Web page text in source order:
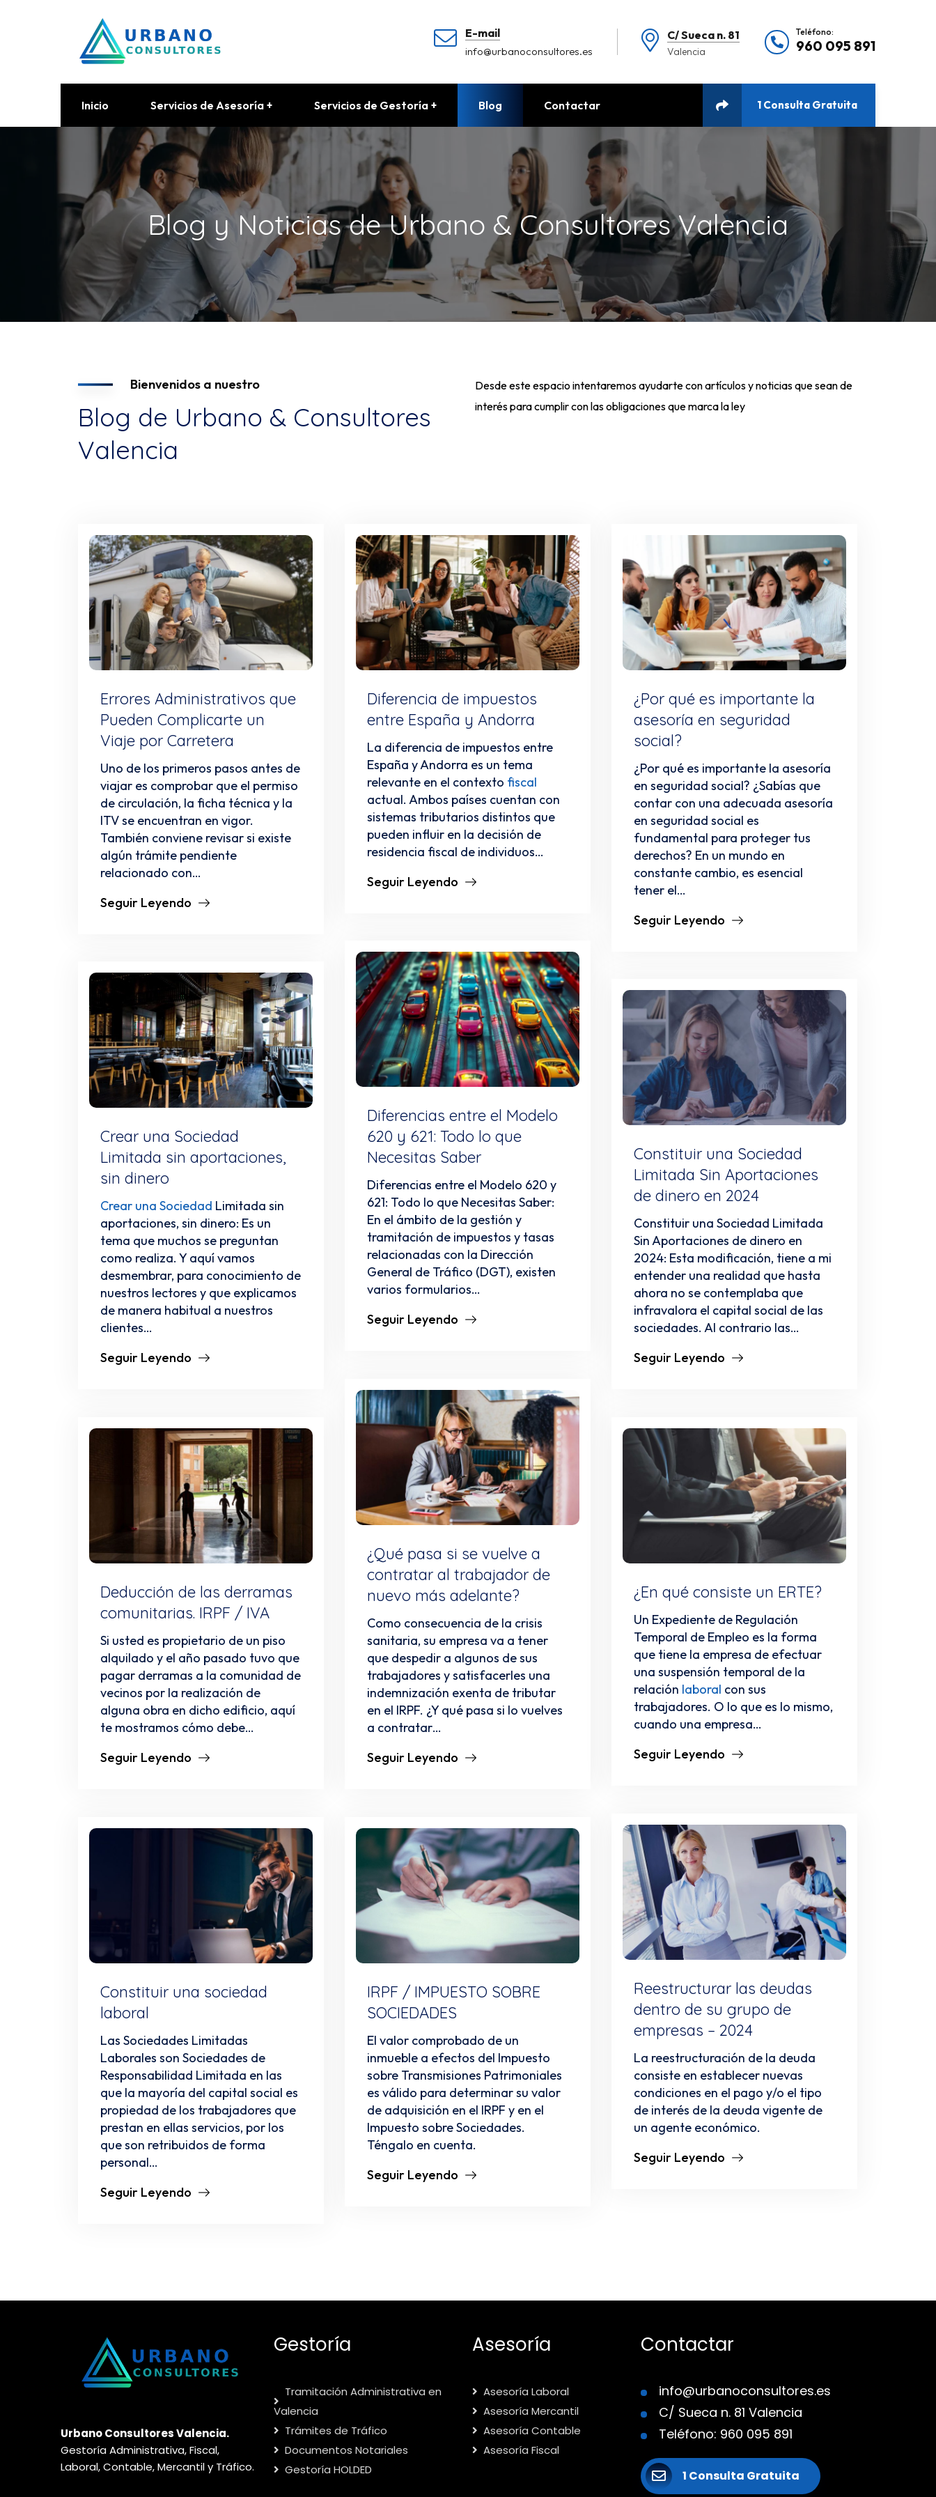
E-mail
info@urbanoconsultores.es
C/ Sueca n. 81
Valencia
Teléfono:
960 095 891
Inicio Servicios de Asesoría Servicios de Gestoría Blog Contactar 1 Consulta Gratuita
Blog y Noticias de Urbano & Consultores Valencia
Bienvenidos a nuestro
Blog de Urbano & Consultores
Valencia
Desde este espacio intentaremos ayudarte con artículos y noticias que sean de
interés para cumplir con las obligaciones que marca la ley
Errores Administrativos que
Pueden Complicarte un
Viaje por Carretera
Uno de los primeros pasos antes de
viajar es comprobar que el permiso
de circulación, la ficha técnica y la
ITV se encuentran en vigor.
También conviene revisar si existe
algún trámite pendiente
relacionado con…
Seguir Leyendo
Diferencia de impuestos
entre España y Andorra
La diferencia de impuestos entre
España y Andorra es un tema
relevante en el contexto fiscal
actual. Ambos países cuentan con
sistemas tributarios distintos que
pueden influir en la decisión de
residencia fiscal de individuos…
Seguir Leyendo
¿Por qué es importante la
asesoría en seguridad
social?
¿Por qué es importante la asesoría
en seguridad social? ¿Sabías que
contar con una adecuada asesoría
en seguridad social es
fundamental para proteger tus
derechos? En un mundo en
constante cambio, es esencial
tener el…
Seguir Leyendo
Diferencias entre el Modelo
620 y 621: Todo lo que
Necesitas Saber
Diferencias entre el Modelo 620 y
621: Todo lo que Necesitas Saber:
En el ámbito de la gestión y
tramitación de impuestos y tasas
relacionadas con la Dirección
General de Tráfico (DGT), existen
varios formularios…
Seguir Leyendo
Crear una Sociedad
Limitada sin aportaciones,
sin dinero
Crear una Sociedad Limitada sin
aportaciones, sin dinero: Es un
tema que muchos se preguntan
como realiza. Y aquí vamos
desmembrar, para conocimiento de
nuestros lectores y que explicamos
de manera habitual a nuestros
clientes…
Seguir Leyendo
Constituir una Sociedad
Limitada Sin Aportaciones
de dinero en 2024
Constituir una Sociedad Limitada
Sin Aportaciones de dinero en
2024: Esta modificación, tiene a mi
entender una realidad que hasta
ahora no se contemplaba que
infravalora el capital social de las
sociedades. Al contrario las…
Seguir Leyendo
¿Qué pasa si se vuelve a
contratar al trabajador de
nuevo más adelante?
Como consecuencia de la crisis
sanitaria, su empresa va a tener
que despedir a algunos de sus
trabajadores y satisfacerles una
indemnización exenta de tributar
en el IRPF. ¿Y qué pasa si lo vuelves
a contratar…
Seguir Leyendo
Deducción de las derramas
comunitarias. IRPF / IVA
Si usted es propietario de un piso
alquilado y el año pasado tuvo que
pagar derramas a la comunidad de
vecinos por la realización de
alguna obra en dicho edificio, aquí
te mostramos cómo debe…
Seguir Leyendo
¿En qué consiste un ERTE?
Un Expediente de Regulación
Temporal de Empleo es la forma
que tiene la empresa de efectuar
una suspensión temporal de la
relación laboral con sus
trabajadores. O lo que es lo mismo,
cuando una empresa…
Seguir Leyendo
Reestructurar las deudas
dentro de su grupo de
empresas – 2024
La reestructuración de la deuda
consiste en establecer nuevas
condiciones en el pago y/o el tipo
de interés de la deuda vigente de
un agente económico.
Seguir Leyendo
Constituir una sociedad
laboral
Las Sociedades Limitadas
Laborales son Sociedades de
Responsabilidad Limitada en las
que la mayoría del capital social es
propiedad de los trabajadores que
prestan en ellas servicios, por los
que son retribuidos de forma
personal…
Seguir Leyendo
IRPF / IMPUESTO SOBRE
SOCIEDADES
El valor comprobado de un
inmueble a efectos del Impuesto
sobre Transmisiones Patrimoniales
es válido para determinar su valor
de adquisición en el IRPF y en el
Impuesto sobre Sociedades.
Téngalo en cuenta.
Seguir Leyendo
Urbano Consultores Valencia.
Gestoría Administrativa, Fiscal,
Laboral, Contable, Mercantil y Tráfico.
Gestoría
Tramitación Administrativa en
Valencia
Trámites de Tráfico
Documentos Notariales
Gestoría HOLDED
Asesoría
Asesoría Laboral
Asesoría Mercantil
Asesoría Contable
Asesoría Fiscal
Contactar
info@urbanoconsultores.es
C/ Sueca n. 81 Valencia
Teléfono: 960 095 891
1 Consulta Gratuita